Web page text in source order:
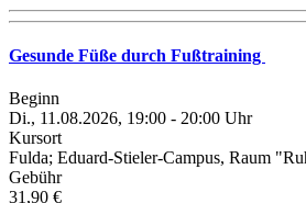
Gesunde Füße durch Fußtraining
Beginn
Di., 11.08.2026, 19:00 - 20:00 Uhr
Kursort
Fulda; Eduard-Stieler-Campus, Raum
Gebühr
31,90 €